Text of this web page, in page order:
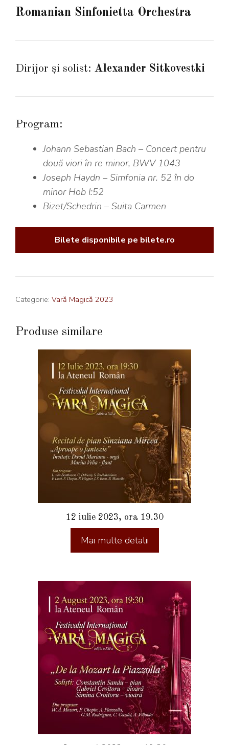
Romanian Sinfonietta Orchestra
Dirijor și solist: Alexander Sitkovestki
Program:
Johann Sebastian Bach – Concert pentru
două viori în re minor, BWV 1043
Joseph Haydn – Simfonia nr. 52 în do
minor Hob I:52
Bizet/Schedrin – Suita Carmen
Bilete disponibile pe bilete.ro
Categorie: Vară Magică 2023
Produse similare
12 iulie 2023, ora 19.30